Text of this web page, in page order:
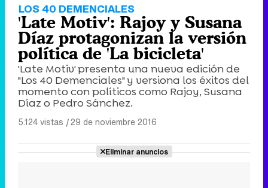
LOS 40 DEMENCIALES
'Late Motiv': Rajoy y Susana
Díaz protagonizan la versión
política de 'La bicicleta'
'Late Motiv' presenta una nueva edición de
"Los 40 Demenciales" y versiona los éxitos del
momento con políticos como Rajoy, Susana
Díaz o Pedro Sánchez.
5.124 vistas |29 de noviembre 2016
Eliminar anuncios